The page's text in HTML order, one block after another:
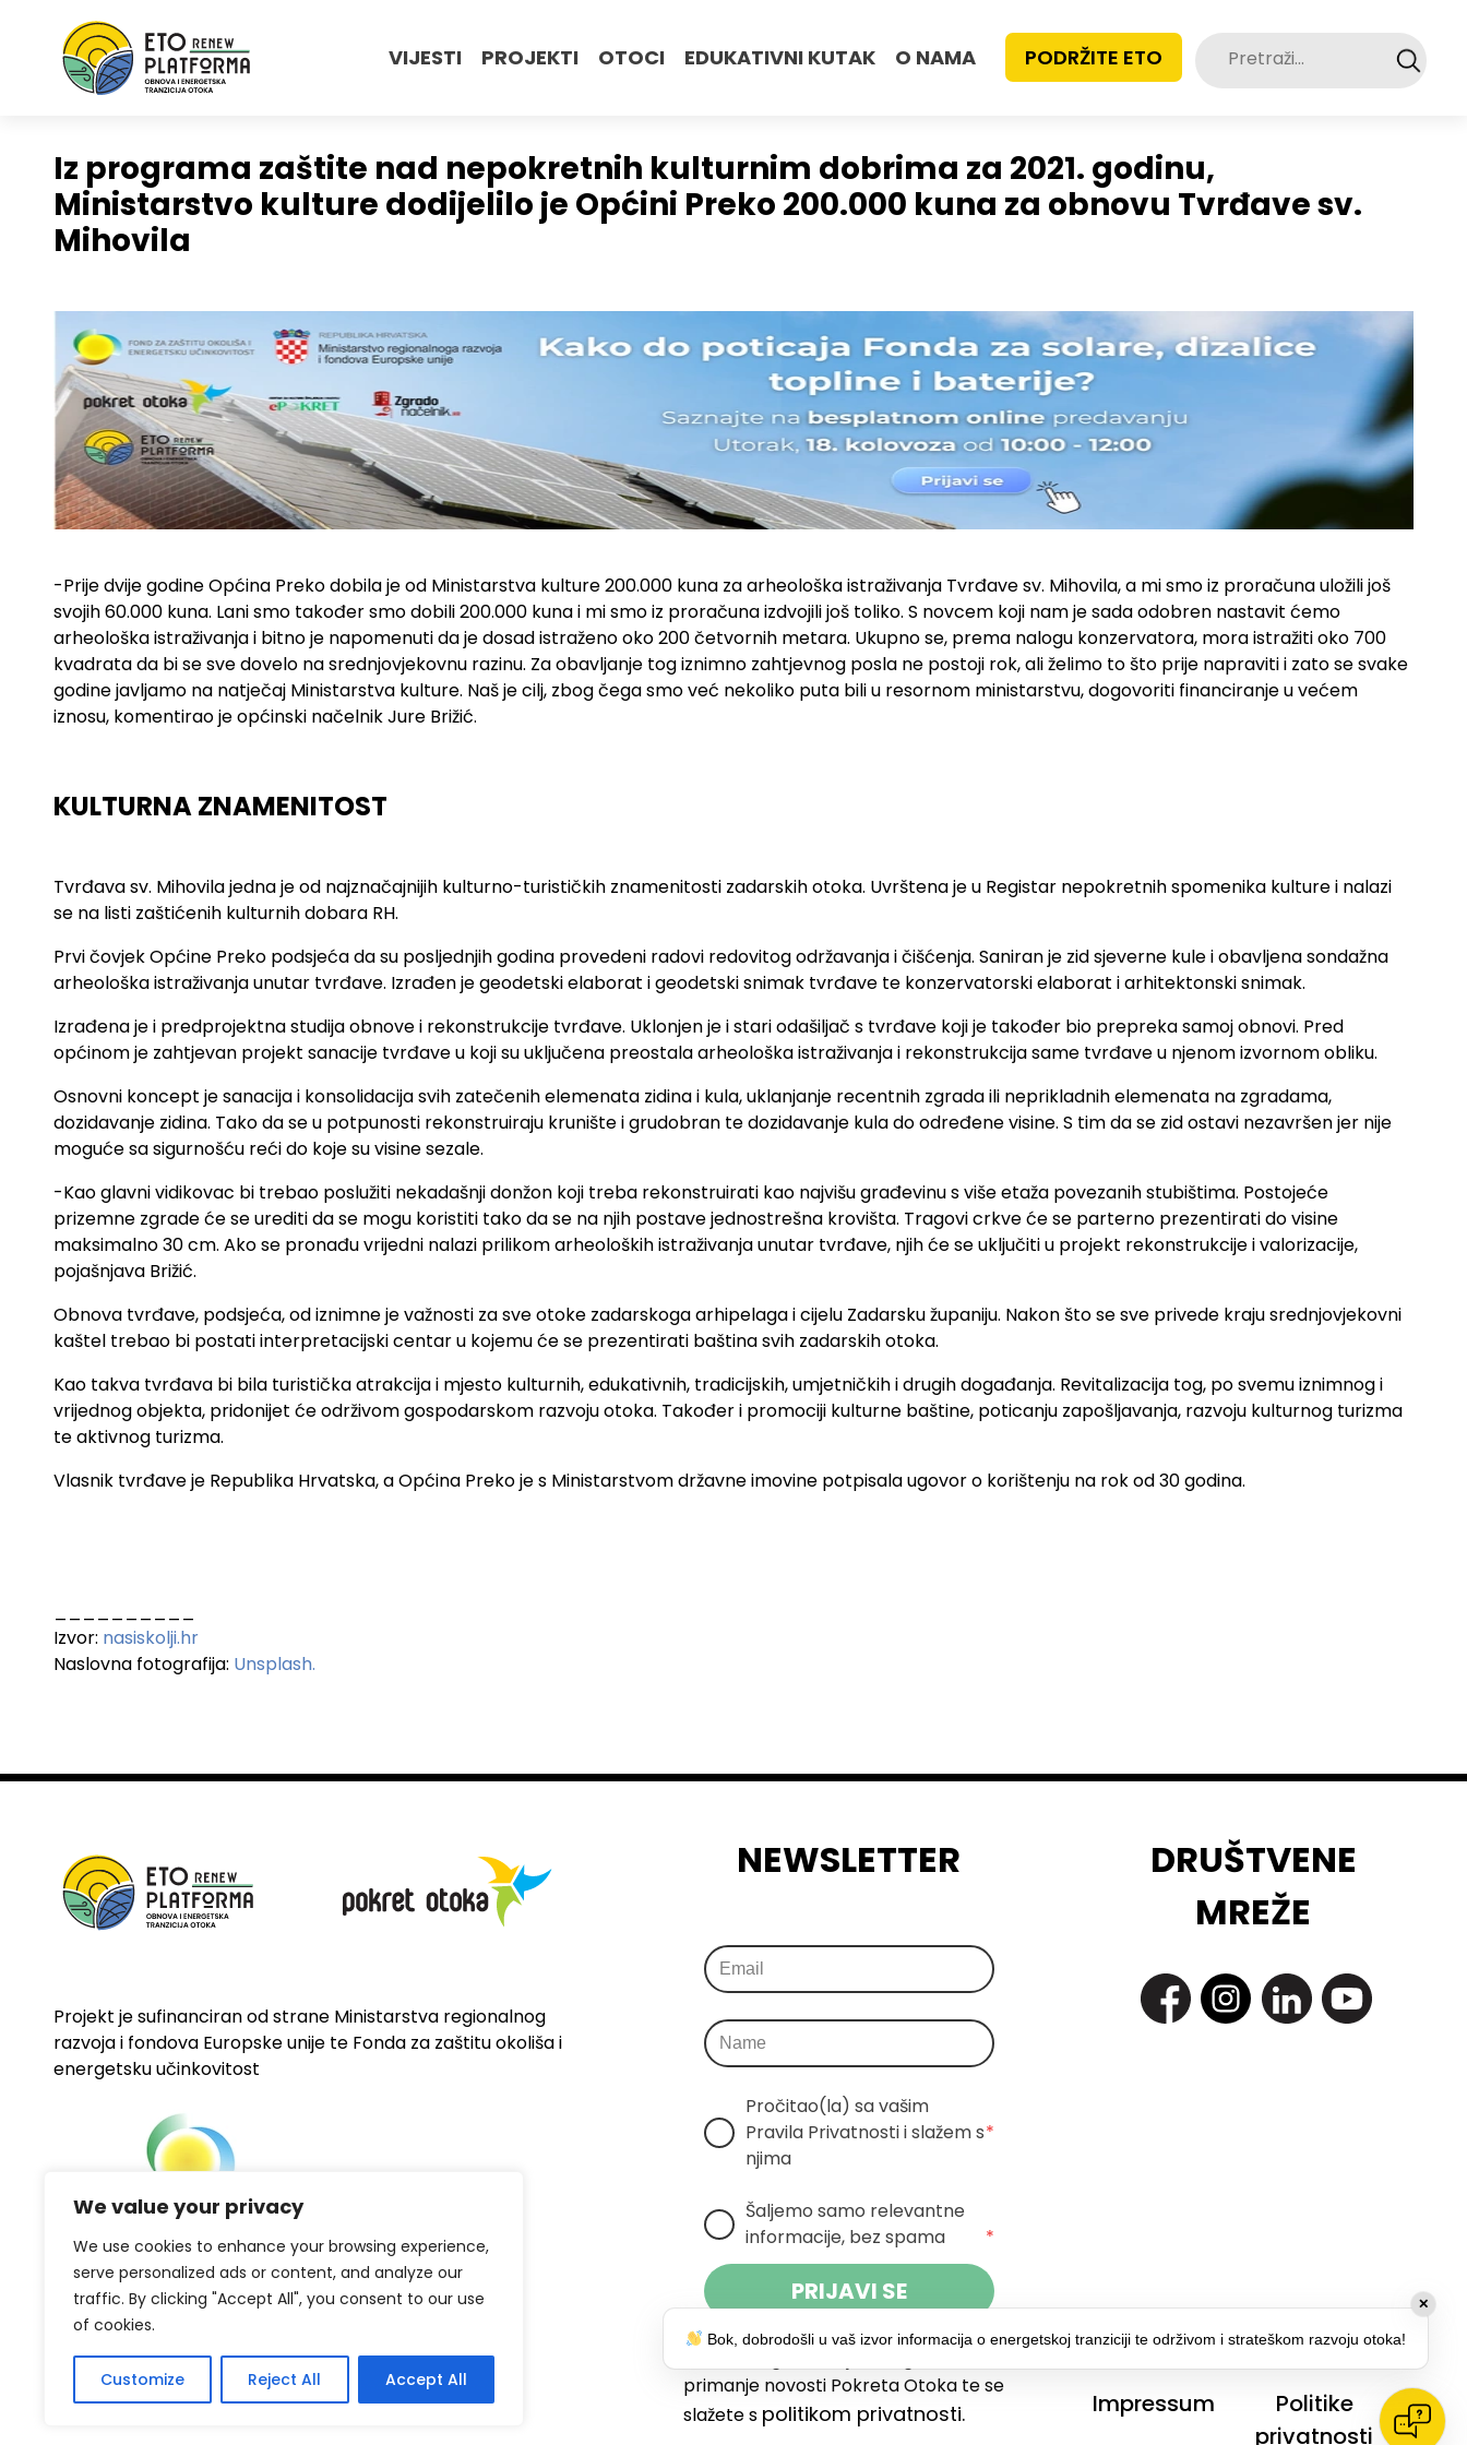
We value your privacy
We use cookies to enhance your browsing experience,
serve personalized ads or content, and analyze our
traffic. By clicking "Accept All", you consent to our use
of cookies.
Customize Reject All Accept All
VIJESTI PROJEKTI OTOCI EDUKATIVNI KUTAK O NAMA PODRŽITE ETO Pretraži:
Iz programa zaštite nad nepokretnih kulturnim dobrima za 2021. godinu,
Ministarstvo kulture dodijelilo je Općini Preko 200.000 kuna za obnovu Tvrđave sv.
Mihovila
-Prije dvije godine Općina Preko dobila je od Ministarstva kulture 200.000 kuna za arheološka istraživanja Tvrđave sv. Mihovila, a mi smo iz proračuna uložili još
svojih 60.000 kuna. Lani smo također smo dobili 200.000 kuna i mi smo iz proračuna izdvojili još toliko. S novcem koji nam je sada odobren nastavit ćemo
arheološka istraživanja i bitno je napomenuti da je dosad istraženo oko 200 četvornih metara. Ukupno se, prema nalogu konzervatora, mora istražiti oko 700
kvadrata da bi se sve dovelo na srednjovjekovnu razinu. Za obavljanje tog iznimno zahtjevnog posla ne postoji rok, ali želimo to što prije napraviti i zato se svake
godine javljamo na natječaj Ministarstva kulture. Naš je cilj, zbog čega smo već nekoliko puta bili u resornom ministarstvu, dogovoriti financiranje u većem
iznosu, komentirao je općinski načelnik Jure Brižić.
KULTURNA ZNAMENITOST
Tvrđava sv. Mihovila jedna je od najznačajnijih kulturno-turističkih znamenitosti zadarskih otoka. Uvrštena je u Registar nepokretnih spomenika kulture i nalazi
se na listi zaštićenih kulturnih dobara RH.
Prvi čovjek Općine Preko podsjeća da su posljednjih godina provedeni radovi redovitog održavanja i čišćenja. Saniran je zid sjeverne kule i obavljena sondažna
arheološka istraživanja unutar tvrđave. Izrađen je geodetski elaborat i geodetski snimak tvrđave te konzervatorski elaborat i arhitektonski snimak.
Izrađena je i predprojektna studija obnove i rekonstrukcije tvrđave. Uklonjen je i stari odašiljač s tvrđave koji je također bio prepreka samoj obnovi. Pred
općinom je zahtjevan projekt sanacije tvrđave u koji su uključena preostala arheološka istraživanja i rekonstrukcija same tvrđave u njenom izvornom obliku.
Osnovni koncept je sanacija i konsolidacija svih zatečenih elemenata zidina i kula, uklanjanje recentnih zgrada ili neprikladnih elemenata na zgradama,
dozidavanje zidina. Tako da se u potpunosti rekonstruiraju krunište i grudobran te dozidavanje kula do određene visine. S tim da se zid ostavi nezavršen jer nije
moguće sa sigurnošću reći do koje su visine sezale.
-Kao glavni vidikovac bi trebao poslužiti nekadašnji donžon koji treba rekonstruirati kao najvišu građevinu s više etaža povezanih stubištima. Postojeće
prizemne zgrade će se urediti da se mogu koristiti tako da se na njih postave jednostrešna krovišta. Tragovi crkve će se parterno prezentirati do visine
maksimalno 30 cm. Ako se pronađu vrijedni nalazi prilikom arheoloških istraživanja unutar tvrđave, njih će se uključiti u projekt rekonstrukcije i valorizacije,
pojašnjava Brižić.
Obnova tvrđave, podsjeća, od iznimne je važnosti za sve otoke zadarskoga arhipelaga i cijelu Zadarsku županiju. Nakon što se sve privede kraju srednjovjekovni
kaštel trebao bi postati interpretacijski centar u kojemu će se prezentirati baština svih zadarskih otoka.
Kao takva tvrđava bi bila turistička atrakcija i mjesto kulturnih, edukativnih, tradicijskih, umjetničkih i drugih događanja. Revitalizacija tog, po svemu iznimnog i
vrijednog objekta, pridonijet će održivom gospodarskom razvoju otoka. Također i promociji kulturne baštine, poticanju zapošljavanja, razvoju kulturnog turizma
te aktivnog turizma.
Vlasnik tvrđave je Republika Hrvatska, a Općina Preko je s Ministarstvom državne imovine potpisala ugovor o korištenju na rok od 30 godina.
Izvor: nasiskolji.hr
Naslovna fotografija: Unsplash.
Projekt je sufinanciran od strane Ministarstva regionalnog
razvoja i fondova Europske unije te Fonda za zaštitu okoliša i
energetsku učinkovitost
NEWSLETTER
Pročitao(la) sa vašim
Pravila Privatnosti i slažem s
njima
*
Šaljemo samo relevantne
informacije, bez spama
*
PRIJAVI SE
primanje novosti Pokreta Otoka te se
slažete s politikom privatnosti.
DRUŠTVENE
MREŽE
Impressum
Politike
privatnosti
✕
Bok, dobrodošli u vaš izvor informacija o energetskoj tranziciji te održivom i strateškom razvoju otoka!